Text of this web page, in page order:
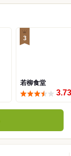
3
若柳食堂
3.73